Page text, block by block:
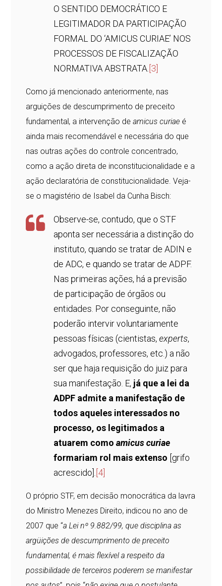
O SENTIDO DEMOCRÁTICO E
LEGITIMADOR DA PARTICIPAÇÃO
FORMAL DO ‘AMICUS CURIAE’ NOS
PROCESSOS DE FISCALIZAÇÃO
NORMATIVA ABSTRATA. [3]
Como já mencionado anteriormente, nas
arguições de descumprimento de preceito
fundamental, a intervenção deamicus curiae é
ainda mais recomendável e necessária do que
nas outras ações do controle concentrado,
como a ação direta de inconstitucionalidade e a
ação declaratória de constitucionalidade. Veja-
se o magistério de Isabel da Cunha Bisch:
Observe-se, contudo, que o STF
aponta ser necessária a distinção do
instituto, quando se tratar de ADIN e
de ADC, e quando se tratar de ADPF.
Nas primeiras ações, há a previsão
de participação de órgãos ou
entidades. Por conseguinte, não
poderão intervir voluntariamente
pessoas físicas (cientistas,experts,
advogados, professores, etc.) a não
ser que haja requisição do juiz para
sua manifestação. E, já que a lei da
ADPF admite a manifestação de
todos aqueles interessados no
processo, os legitimados a
atuarem comoamicus curiae
formariam rol mais extenso [grifo
acrescido]. [4]
O próprio STF, em decisão monocrática da lavra
do Ministro Menezes Direito, indicou no ano de
2007 que “a Lei nº 9.882/99, que disciplina as
argüições de descumprimento de preceito
fundamental, é mais flexível a respeito da
possibilidade de terceiros poderem se manifestar